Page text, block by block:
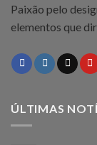
Paixão pelo
elementos que
ÚLTIMAS